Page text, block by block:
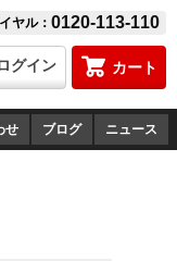
ヤル： 0120-113-110
カート
グイン
せ ブログ ニュース